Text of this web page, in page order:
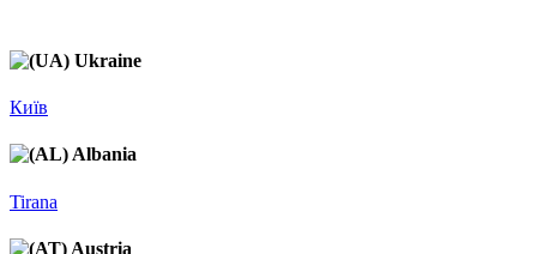
Ukraine
Київ
Albania
Tirana
Austria